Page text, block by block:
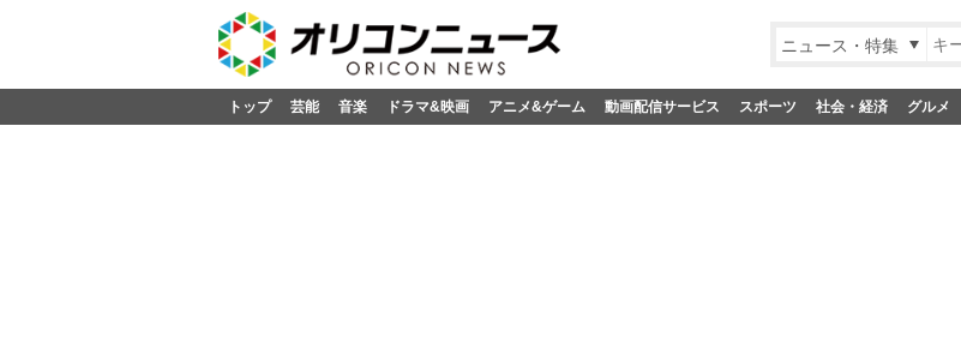
ニュース・特集
トップ 芸能 音楽 ドラマ&映画 アニメ&ゲーム 動画配信サービス スポーツ 社会・経済 グルメ